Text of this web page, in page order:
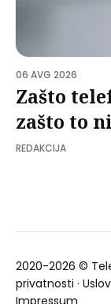
06 AVG 2026
Zašto
zašto to
REDAKCIJA
2020-2026 ©
privatnosti ·